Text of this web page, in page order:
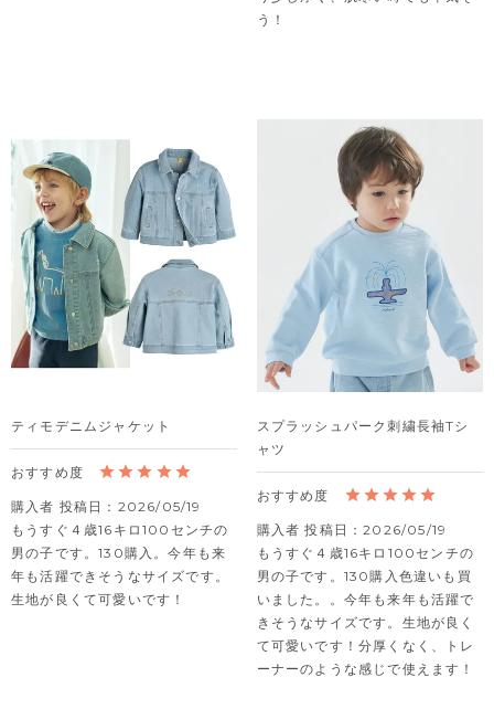
う！
ティモデニムジャケット
購入者 投稿日
2026/05/19
もうすぐ４歳16キロ100センチの
男の子です。130購入。今年も来
年も活躍できそうなサイズです。
生地が良くて可愛いです！
スプラッシュパーク刺繍長袖Tシ
ャツ
購入者 投稿日
2026/05/19
もうすぐ４歳16キロ100センチの
男の子です。130購入色違いも買
いました。。今年も来年も活躍で
きそうなサイズです。生地が良く
て可愛いです！分厚くなく、トレ
ーナーのような感じで使えます！